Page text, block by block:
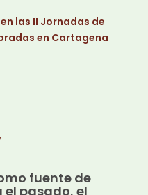
las II Jornadas de
en Cartagena
fuente de
pasado, el